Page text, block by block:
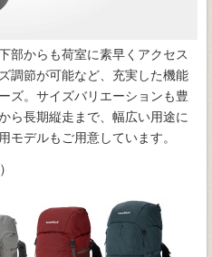
部からも荷室に素早くアクセス
調節が可能など、充実した機能
ズ。サイズバリエーションも豊
ら長期縦走まで、幅広い用途に
モデルもご用意しています。